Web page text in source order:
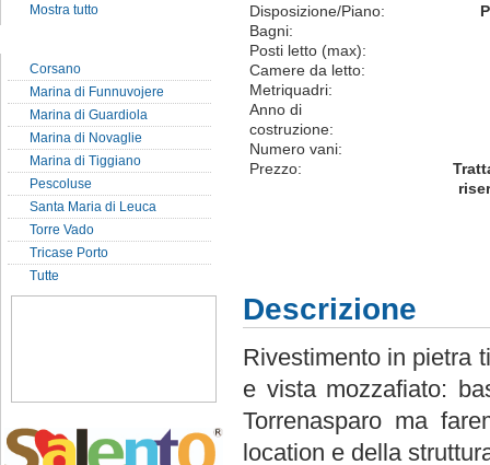
Mostra tutto
Corsano
Marina di Funnuvojere
Marina di Guardiola
Marina di Novaglie
Marina di Tiggiano
Pescoluse
Santa Maria di Leuca
Torre Vado
Tricase Porto
Tutte
Disposizione/Piano:
Bagni:
Posti letto (max):
Camere da letto:
Metriquadri:
Anno di
costruzione:
Numero vani:
Prezzo:
Descrizione
Rivestimento in pietra
e vista mozzafiato:
Torrenasparo ma
location e della